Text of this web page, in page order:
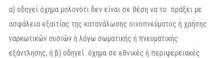
α) οδηγεί όχημα μολονότι δεν είναι σε θέση να το πράξει με
ασφάλεια εξαιτίας της κατανάλωσης οινοπνεύματος ή χρήσης
ναρκωτικών ουσιών ή λόγω σωματικής ή πνευματικής
εξάντλησης, ή β) οδηγεί όχημα σε εθνικές ή περιφερειακές